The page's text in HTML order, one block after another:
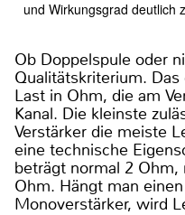
und Wirkungsgrad deutlich
Ob Doppelspule oder
Qualitätskriterium.
Last in Ohm, die am
Kanal. Die kleinste
Verstärker die meiste
eine technische
beträgt normal 2 Ohm,
Ohm. Hängt man
Monoverstärker, wird